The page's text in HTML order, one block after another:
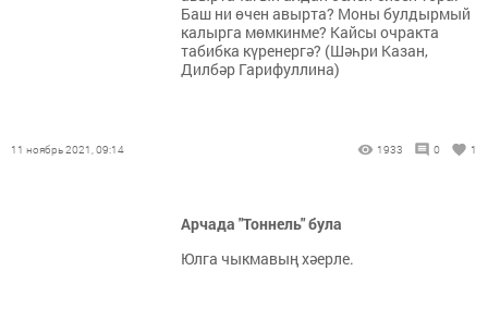
Баш ни өчен авырта? Моны булдырмый
калырга мөмкинме? Кайсы очракта
табибка күренергә? (Шәһри Казан,
Дилбәр Гарифуллина)
11 ноябрь 2021, 09:14 1933 0 1
Арчада "Тоннель" була
Юлга чыкмавың хәерле.